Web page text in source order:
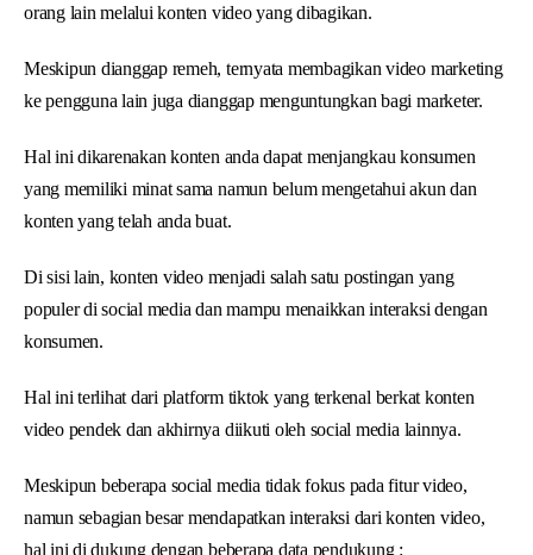
orang lain melalui konten video yang dibagikan.
Meskipun dianggap remeh, ternyata membagikan video marketing
ke pengguna lain juga dianggap menguntungkan bagi marketer.
Hal ini dikarenakan konten anda dapat menjangkau konsumen
yang memiliki minat sama namun belum mengetahui akun dan
konten yang telah anda buat.
Di sisi lain, konten video menjadi salah satu postingan yang
populer di social media dan mampu menaikkan interaksi dengan
konsumen.
Hal ini terlihat dari platform tiktok yang terkenal berkat konten
video pendek dan akhirnya diikuti oleh social media lainnya.
Meskipun beberapa social media tidak fokus pada fitur video,
namun sebagian besar mendapatkan interaksi dari konten video,
hal ini di dukung dengan beberapa data pendukung :